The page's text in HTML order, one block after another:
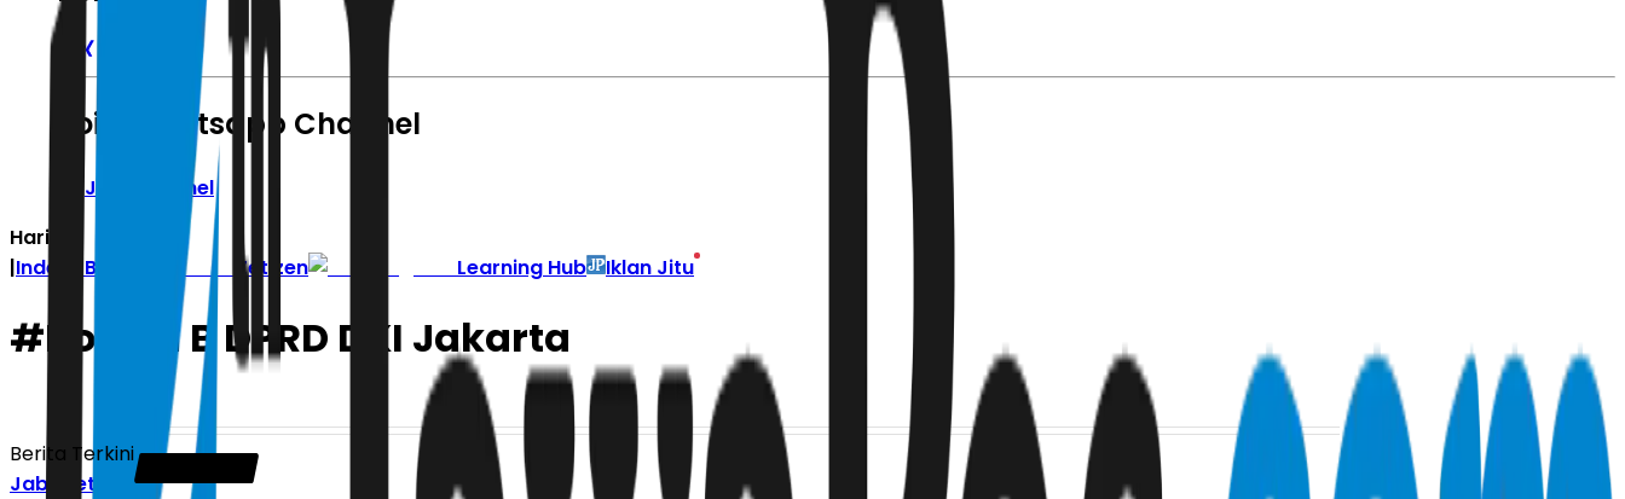
Join Whatsapp Channel
Join Channel
Hari ini
|Indeks Berita Zetizen Learning Hub Iklan Jitu
#Komisi B DPRD DKI Jakarta
Berita Terkini
Jabodetabek